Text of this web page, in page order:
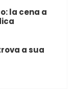
la cena a
a sua